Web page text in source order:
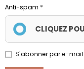
Anti-spam
CLIQUEZ
S'abonner par e-mail